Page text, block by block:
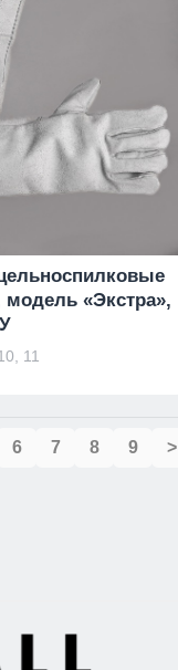
«Экстра»,
11
6 7 8 9 >